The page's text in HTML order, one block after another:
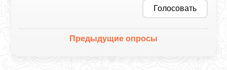
Голосовать
Предыдущие опросы